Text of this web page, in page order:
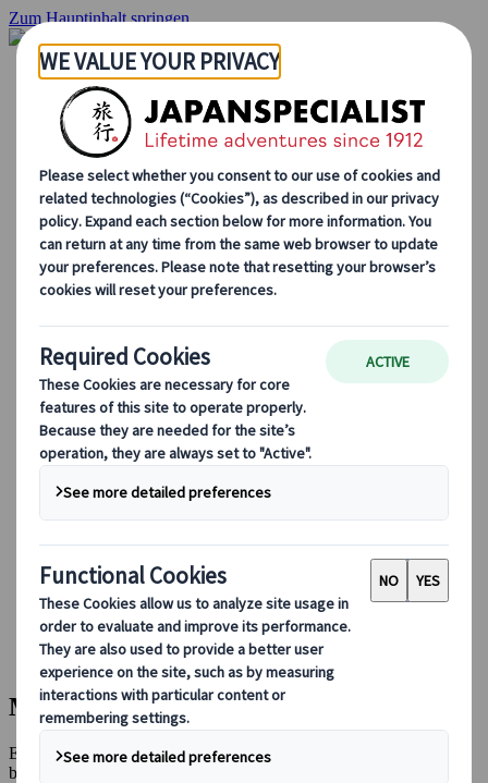
Zum Hauptinhalt springen
Startseite
Rundreisen
Individuelle Reisen
Gruppenreisen
Selbstfahrerreisen
Ausflüge
Massgeschneiderte Gruppenreisen
Japan Rail Pass
Wie wir arbeiten
Über uns
Treffen Sie unser Team
Werden Sie Teil unseres Teams
Saisonale Reisetipps
Highlights des Reiseziels
Kulturelle Einblicke
Kulinarische Erlebnisse
Entdecke Japan mit dem Zug
Häufig gestellte Fragen
Wichtige Informationen
Etikette in Japan
Autofahren in Japan
Bei uns buchen
Japan Rail Pass
Unterkunft
Online-Beratung
Japanspecialist
Reiseziele
Alle Reiseziele
Miyajima
Miyajima
Eine heilige Insel, auf der sich Japans atemberaubendster Schrein
befindet